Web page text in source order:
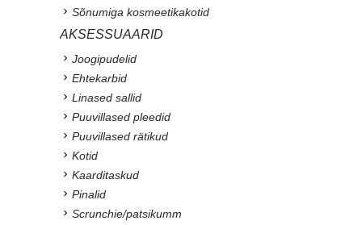
Sõnumiga kosmeetikakotid
AKSESSUAARID
Joogipudelid
Ehtekarbid
Linased sallid
Puuvillased pleedid
Puuvillased rätikud
Kotid
Kaarditaskud
Pinalid
Scrunchie/patsikumm